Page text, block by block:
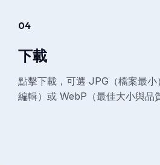
04
下載
點擊下載，可選 JPG（檔案最
編輯）或 WebP（最佳大小與品